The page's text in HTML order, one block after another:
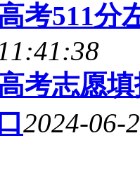
考511分
考志愿
2024-06-